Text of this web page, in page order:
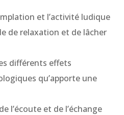
et l’activité ludique
de relaxation et de lâcher
différents effets
qu’apporte une
l’écoute et de l’échange